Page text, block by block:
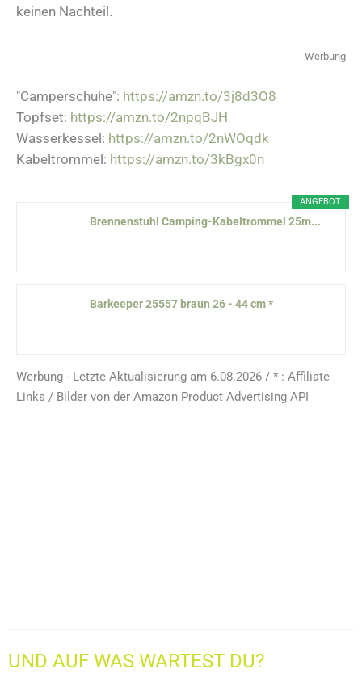
keinen Nachteil.
Werbung
"Camperschuhe": https://amzn.to/3j8d3O8
Topfset: https://amzn.to/2npqBJH
Wasserkessel: https://amzn.to/2nWOqdk
Kabeltrommel: https://amzn.to/3kBgx0n
ANGEBOT
Brennenstuhl Camping-Kabeltrommel 25m...
Barkeeper 25557 braun 26 - 44 cm *
Werbung - Letzte Aktualisierung am 6.08.2026 / * : Affiliate
Links / Bilder von der Amazon Product Advertising API
UND AUF WAS WARTEST DU?